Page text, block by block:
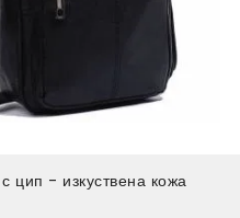
цип - изкуствена кожа